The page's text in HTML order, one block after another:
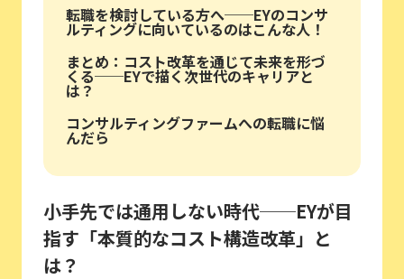
転職を検討している方へ──EYのコンサ
ルティングに向いているのはこんな人！
まとめ：コスト改革を通じて未来を形づ
くる──EYで描く次世代のキャリアと
は？
コンサルティングファームへの転職に悩
んだら
小手先では通用しない時代──EYが目
指す「本質的なコスト構造改革」と
は？